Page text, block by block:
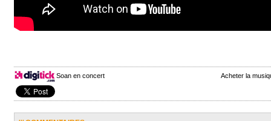
Soan en concert Acheter la